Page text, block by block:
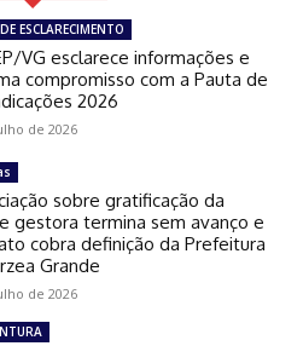
ESCLARECIMENTO
VG esclarece informações e
compromisso com a Pauta de
2026
de 2026
sobre gratificação da
gestora termina sem avanço e
cobra definição da Prefeitura
Grande
de 2026